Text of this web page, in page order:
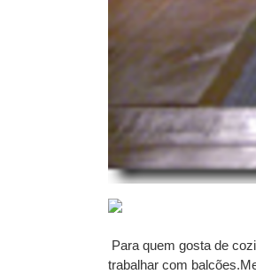
Para quem gosta de
trabalhar com